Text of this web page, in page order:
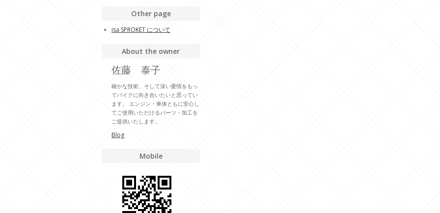
Other page
isa SPROKET について
About the owner
佐藤 泰子
確かな技術、そして深い愛情をもっ
てバイクに向き合いたいと思ってい
ます。 エンジン・車体ともに安心し
てご使用いただけるパーツ・加工を
ご提供いたします。
Blog
Mobile